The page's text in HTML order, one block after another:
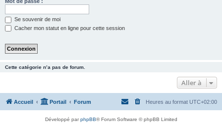
Se souvenir de moi
Cacher mon statut en ligne pour cette session
Cette catégorie n’a pas de forum.
Aller à
Accueil Portail Forum Heures au format UTC+02:00
Développé parphpBB® Forum Software © phpBB Limited